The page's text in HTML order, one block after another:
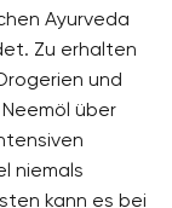
Ayurveda
Zu erhalten
und
über
niemals
kann es bei